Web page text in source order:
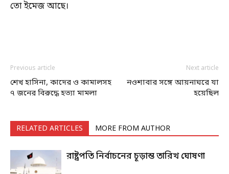
তো ইমেজ আছে।
Previous article
শেখ হাসিনা, কাদের ও কামালসহ
৭ জনের বিরুদ্ধে হত্যা মামলা
Next article
নওশাবার সঙ্গে আয়নাঘরে যা
হয়েছিল
RELATED ARTICLES MORE FROM AUTHOR
রাষ্ট্রপতি নির্বাচনের চূড়ান্ত তারিখ ঘোষণা